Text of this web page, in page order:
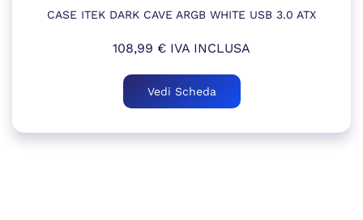
CASE ITEK DARK CAVE ARGB WHITE USB 3.0 ATX
108,99 € IVA INCLUSA
Vedi Scheda